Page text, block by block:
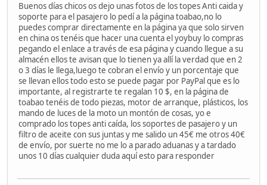
Buenos días chicos os dejo unas fotos de los topes Anti caida y
soporte para el pasajero lo pedí a la página toabao,no lo
puedes comprar directamente en la página ya que solo sirven
en china os tenéis que hacer una cuenta el yoybuy lo compras
pegando el enlace a través de esa página y cuando llegue a su
almacén ellos te avisan que lo tienen ya allí la verdad que en 2
o 3 días le llega,luego te cobran el envío y un porcentaje que
se llevan ellos todo esto se puede pagar por PayPal que es lo
importante, al registrarte te regalan 10 $, en la página de
toabao tenéis de todo piezas, motor de arranque, plásticos, los
mando de luces de la moto un montón de cosas, yo e
comprado los topes anti caída, los soportes de pasajero y un
filtro de aceite con sus juntas y me salido un 45€ me otros 40€
de envío, por suerte no me lo a parado aduanas y a tardado
unos 10 días cualquier duda aquí esto para responder